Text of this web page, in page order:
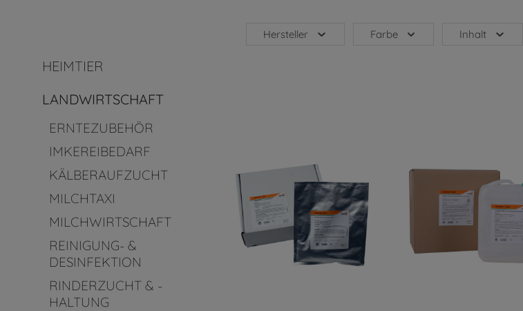
HEIMTIER
LANDWIRTSCHAFT
ERNTEZUBEHÖR
IMKEREIBEDARF
KÄLBERAUFZUCHT
MILCHTAXI
MILCHWIRTSCHAFT
REINIGUNG- &
DESINFEKTION
RINDERZUCHT & -
HALTUNG
Hersteller Farbe Inhalt